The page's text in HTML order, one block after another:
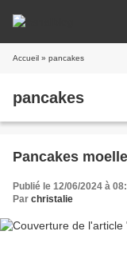
Accueil » pancakes
pancakes
Pancakes
Publié le 12/06/2024 à
Par christalie